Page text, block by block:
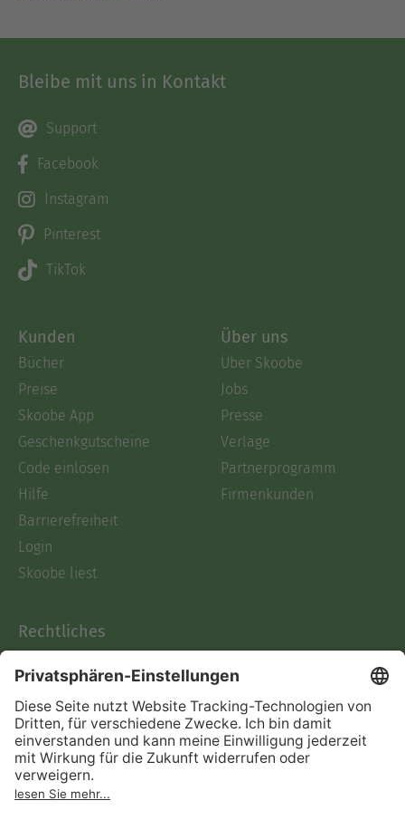
Bleibe mit uns in Kontakt
Support
Facebook
Instagram
Pinterest
TikTok
Kunden
Bücher
Preise
Skoobe App
Geschenkgutscheine
Code einlösen
Hilfe
Barrierefreiheit
Login
Skoobe liest
Über uns
Über Skoobe
Jobs
Presse
Verlage
Partnerprogramm
Firmenkunden
Rechtliches
AGB
Informationen nach Data
Act
Verträge hier kündigen
Impressum